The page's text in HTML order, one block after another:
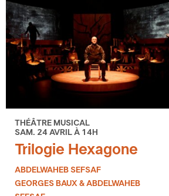
THÉÂTRE MUSICAL
SAM. 24 AVRIL À 14H
Trilogie Hexagone
ABDELWAHEB SEFSAF
GEORGES BAUX & ABDELWAHEB